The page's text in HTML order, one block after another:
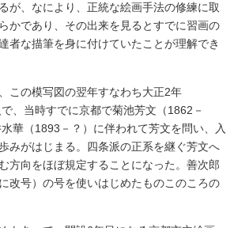
が、なにより、正統な絵画手法の修練に取
かであり、その出来を見るとすでに習画の
者な描筆を身に付けていたことが理解でき
この模写図の翌年すなわち大正2年
、当時すでに京都で菊池芳文（1862－
華（1893－？）に伴われて芳文を問い、入
みがはじまる。四条派の正系を継ぐ芳文へ
方向をほぼ規定することになった。善次郎
改号）の号を使いはじめたものこのころの